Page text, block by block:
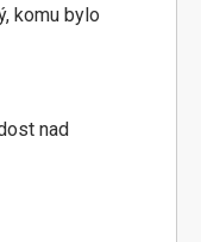
komu bylo
nad